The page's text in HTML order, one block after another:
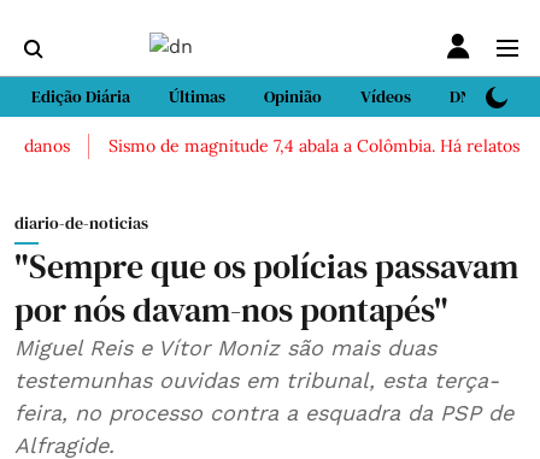
Edição Diária Últimas Opinião Vídeos DN Sport
Sismo de magnitude 7,4 abala a Colômbia. Há relatos de
diario-de-noticias
"Sempre que os polícias passavam
por nós davam-nos pontapés"
Miguel Reis e Vítor Moniz são mais duas
testemunhas ouvidas em tribunal, esta terça-
feira, no processo contra a esquadra da PSP de
Alfragide.